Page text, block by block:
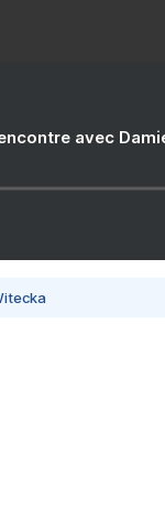
avec